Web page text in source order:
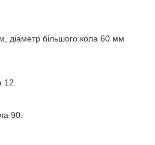
діаметр більшого кола 60 мм
12.
90.